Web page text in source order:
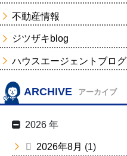
不動産情報
ジツザキblog
ハウスエージェントブログ
ARCHIVE アーカイブ
2026 年
2026年8月 (1)